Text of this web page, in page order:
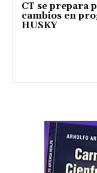
CT se prepara
cambios en
HUSKY